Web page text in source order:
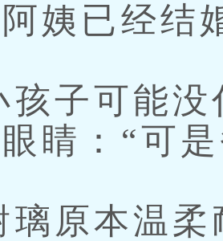
姨已经结
子可能没
睛：“可
原本温柔